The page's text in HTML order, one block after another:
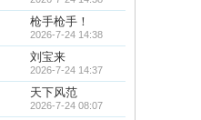
枪手枪手！
2026-7-24 14:38
刘宝来
2026-7-24 14:37
天下风范
2026-7-24 08:07